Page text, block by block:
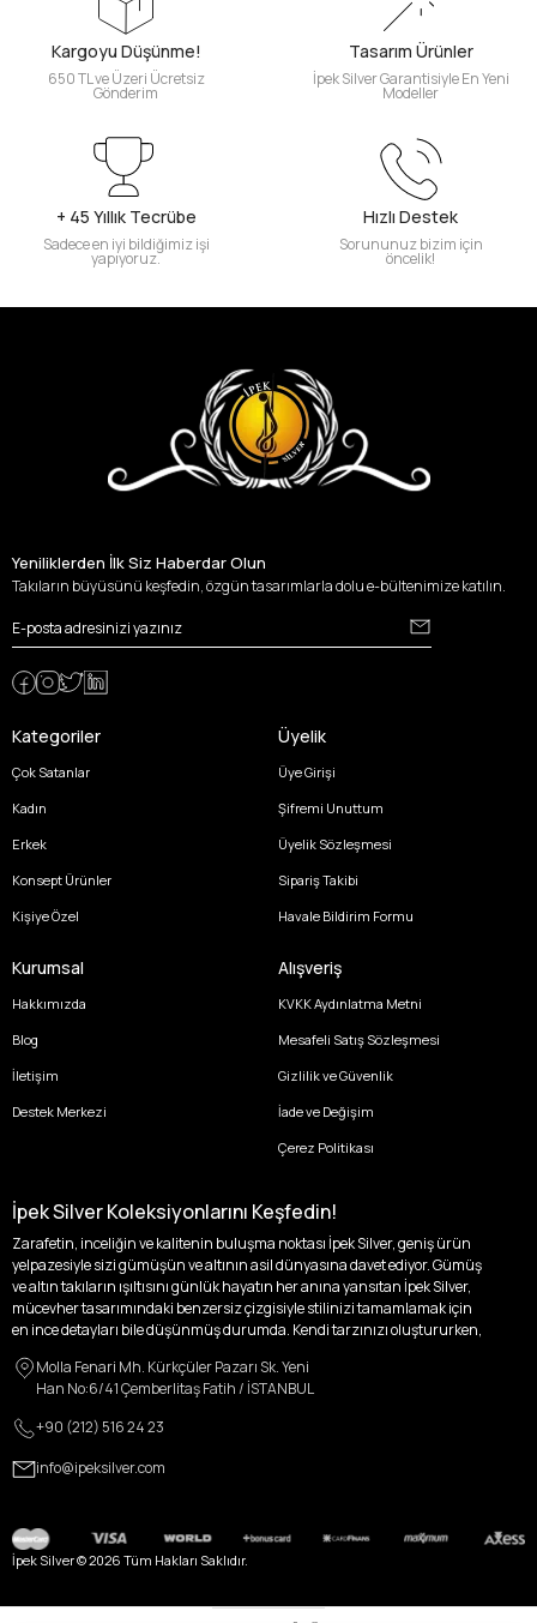
Kargoyu Düşünme!
650 TL ve Üzeri Ücretsiz
Gönderim
Tasarım Ürünler
İpek Silver Garantisiyle En Yeni
Modeller
+ 45 Yıllık Tecrübe
Sadece en iyi bildiğimiz işi
yapıyoruz.
Hızlı Destek
Sorununuz bizim için
öncelik!
Yeniliklerden İlk Siz Haberdar Olun
Takıların büyüsünü keşfedin, özgün tasarımlarla dolu e-bültenimize katılın.
Kategoriler
Çok Satanlar
Kadın
Erkek
Konsept Ürünler
Kişiye Özel
Üyelik
Üye Girişi
Şifremi Unuttum
Üyelik Sözleşmesi
Sipariş Takibi
Havale Bildirim Formu
Kurumsal
Hakkımızda
Blog
İletişim
Destek Merkezi
Alışveriş
KVKK Aydınlatma Metni
Mesafeli Satış Sözleşmesi
Gizlilik ve Güvenlik
İade ve Değişim
Çerez Politikası
İpek Silver Koleksiyonlarını Keşfedin!
Zarafetin, inceliğin ve kalitenin buluşma noktası İpek Silver, geniş ürün
yelpazesiyle sizi gümüşün ve altının asil dünyasına davet ediyor. Gümüş
ve altın takıların ışıltısını günlük hayatın her anına yansıtan İpek Silver,
mücevher tasarımındaki benzersiz çizgisiyle stilinizi tamamlamak için
en ince detayları bile düşünmüş durumda. Kendi tarzınızı oluştururken,
özgünlüğünüzü ön plana çıkaracak tasarımlarımızla tanışın.
İpek Silver’da her bir parça, sizin benzersiz hikayenizi anlatıyor. İster
kendinizi ifade etmek için özel bir parça arayışında olun, ister
sevdiklerinize unutulmaz bir hediye vermek isteyin, her zevke ve her anı
ölümsüzleştirecek anlara uygun seçeneklerimizle yanınızdayız.
İpek Silver Kadın Koleksiyonu, zarafeti ve ihtişamı bir arada sunarak, her
kadının içindeki ışığı dışa vuruyor. Altın küpeler, her kulağa melodik bir
ise, göğsünüzde asaleti ve göz
Molla Fenari Mh. Kürkçüler Pazarı Sk. Yeni
Han No:6/41 Çemberlitaş Fatih / İSTANBUL
+90 (212) 516 24 23
info@ipeksilver.com
İpek Silver ©2026 Tüm Hakları Saklıdır.